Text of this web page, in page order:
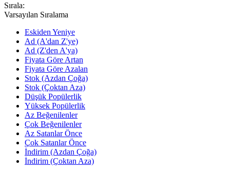
Sırala:
Varsayılan Sıralama
Eskiden Yeniye
Ad (A'dan Z'ye)
Ad (Z'den A'ya)
Fiyata Göre Artan
Fiyata Göre Azalan
Stok (Azdan Çoğa)
Stok (Çoktan Aza)
Düşük Popülerlik
Yüksek Popülerlik
Az Beğenilenler
Çok Beğenilenler
Az Satanlar Önce
Çok Satanlar Önce
İndirim (Azdan Çoğa)
İndirim (Çoktan Aza)